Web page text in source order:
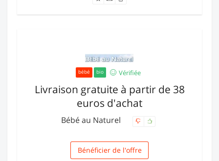
bébé bio Vérifiée
Livraison gratuite à partir de 38
euros d'achat
Bébé au Naturel
Livraison
Bénéficier de l'offre